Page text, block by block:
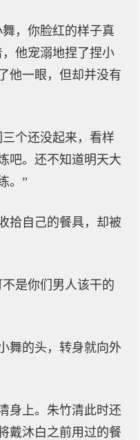
，你脸红的样子真
他宠溺地捏了捏小
他一眼，但却并没有
个还没起来，看样
吧。还不知道明天大
。”
拾自己的餐具，却被
是你们男人该干的
舞的头，转身就向外
身上。朱竹清此时还
戴沐白之前用过的餐